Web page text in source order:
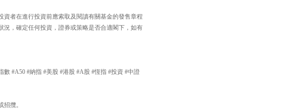
者在進行投資前應索取及閱讀有關基金的發售章程
況，確定任何投資，證券或策略是否合適閣下，如有
#A50 #納指 #美股 #港股 #A股 #恆指 #投資 #中證
攬。